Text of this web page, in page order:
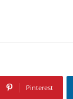
Pinterest